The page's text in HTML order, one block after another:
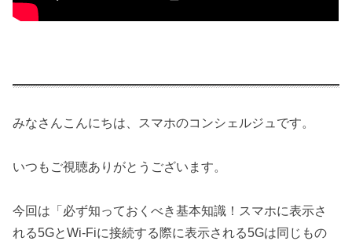
みなさんこんにちは、スマホのコンシェルジュです。
いつもご視聴ありがとうございます。
今回は「必ず知っておくべき基本知識！スマホに表示さ
れる5GとWi-Fiに接続する際に表示される5Gは同じもの